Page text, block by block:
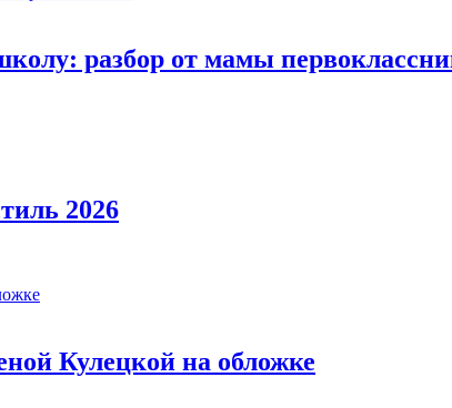
разбор от мамы
2026
Кулецкой на обложке